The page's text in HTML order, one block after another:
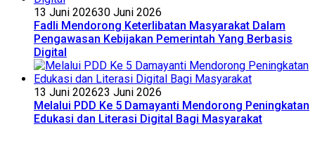
13 Juni 202630 Juni 2026
Fadli Mendorong Keterlibatan Masyarakat Dalam
Pengawasan Kebijakan Pemerintah Yang Berbasis
Digital
13 Juni 202623 Juni 2026
Melalui PDD Ke 5 Damayanti Mendorong Peningkatan
Edukasi dan Literasi Digital Bagi Masyarakat